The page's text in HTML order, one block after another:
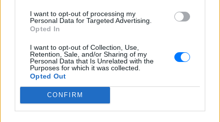
I want to opt-out of processing my
Personal Data for Targeted Advertising.
Opted In
I want to opt-out of Collection, Use,
Retention, Sale, and/or Sharing of my
Personal Data that Is Unrelated with the
Purposes for which it was collected.
Opted Out
CONFIRM
μέτρων - η οπτική επιβεβαίωση
αναμένεται από τους δορυφόρους σε
τροχιά
Παναθηναϊκός – ΤΣΣΚΑ 1948:
Ενός λεπτού σιγή στη μνήμη
των πυροσβεστών που έχασαν
τη ζωή τους
ΧΤΕΣ
εν ώρα καθήκοντος